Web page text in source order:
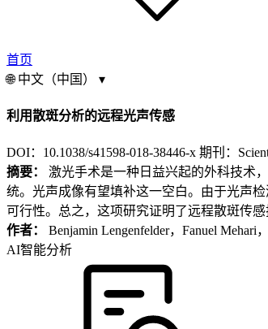
首页
🌐 中文（中国） ▾
利用散斑分析的远程光声传感
DOI：10.1038/s41598-018-38446-x 期刊：
摘要：
激光手术是一种日益兴起的外科技术
统。光声成像有望填补这一空白。由于光声
可行性。总之，这项研究证明了远程散斑传
作者：
Benjamin Lengenfelder，Fanuel Mehari
AI智能分析